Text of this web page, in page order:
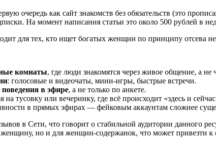
очередь как сайт знакомств без обязательств (это
На момент написания статьи это около 500 рублей в
для тех, кто ищет богатых женщин по принципу отсева
комнаты, где люди знакомятся через живое общение, а не
: голосовые и видеочаты, мини-игры, быстрые встречи.
в эфире, а не только по анкете.
на тусовку или вечеринку, где всё происходит «здесь и
в прямых эфирах — фейковым аккаунтам сложнее
в Сети, что говорит о стабильной аудитории данного
но и для женщин-содержанок, что может привезти